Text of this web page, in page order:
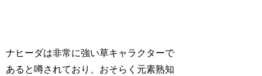
ナヒーダは非常に強い草キャラクターで
あると噂されており、おそらく元素熟知